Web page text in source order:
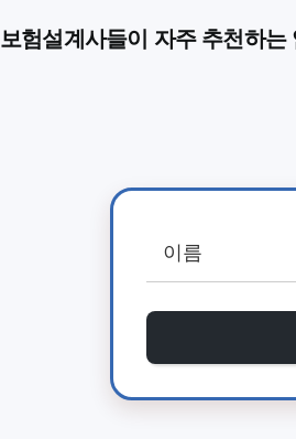
보험설계사들이 자주 추천하